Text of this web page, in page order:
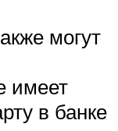
могут
имеет
в банке